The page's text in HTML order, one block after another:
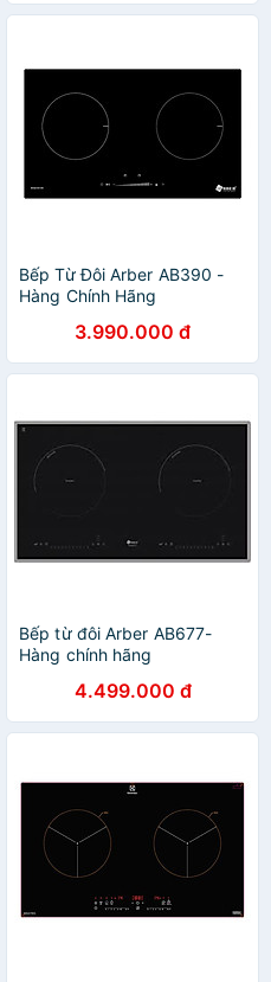
Bếp Từ Đôi Arber AB390 -
Hàng Chính Hãng
3.990.000 đ
Bếp từ đôi Arber AB677-
Hàng chính hãng
4.499.000 đ